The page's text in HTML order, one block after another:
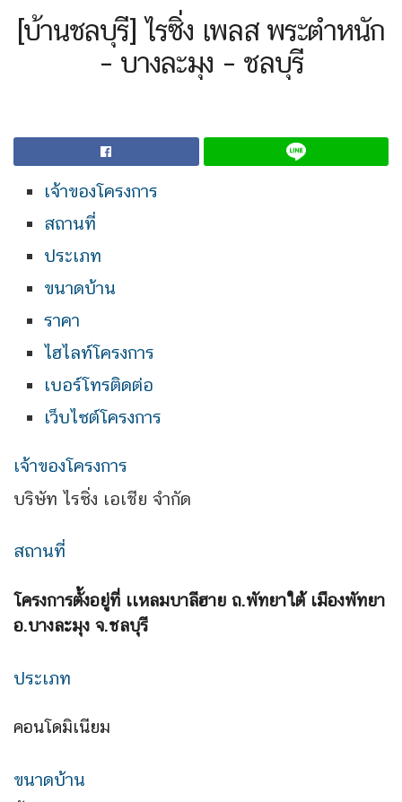
[บ้านชลบุรี] ไรซิ่ง เพลส พระตำหนัก
– บางละมุง – ชลบุรี
เจ้าของโครงการ
สถานที่
ประเภท
ขนาดบ้าน
ราคา
ไฮไลท์โครงการ
เบอร์โทรติดต่อ
เว็บไซต์โครงการ
เจ้าของโครงการ
บริษัท ไรซิ่ง เอเชีย จำกัด
สถานที่
โครงการตั้งอยู่ที่ เเหลมบาลีฮาย ถ.พัทยาใต้ เมืองพัทยา
อ.บางละมุง จ.ชลบุรี
ประเภท
คอนโดมิเนียม
ขนาดบ้าน